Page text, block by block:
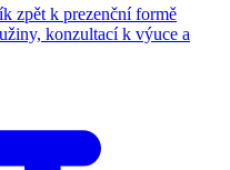
zpět k prezenční formě
konzultací k výuce a